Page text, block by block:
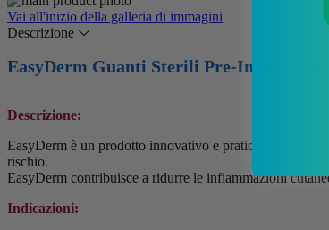
Vai all'inizio della galleria di immagini
Descrizione
EasyDerm Guanti Sterili Pre-Imbibiti per
Descrizione:
EasyDerm è un prodotto innovativo e pratico,
rischio.
EasyDerm contribuisce a ridurre le infiammazioni
Indicazioni: